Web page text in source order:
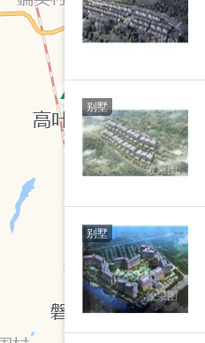
效果图
效果图
别墅
效果图
别墅